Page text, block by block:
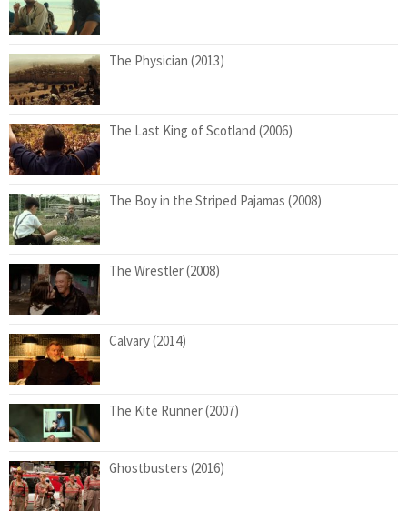
The Physician (2013)
The Last King of Scotland (2006)
The Boy in the Striped Pajamas (2008)
The Wrestler (2008)
Calvary (2014)
The Kite Runner (2007)
Ghostbusters (2016)